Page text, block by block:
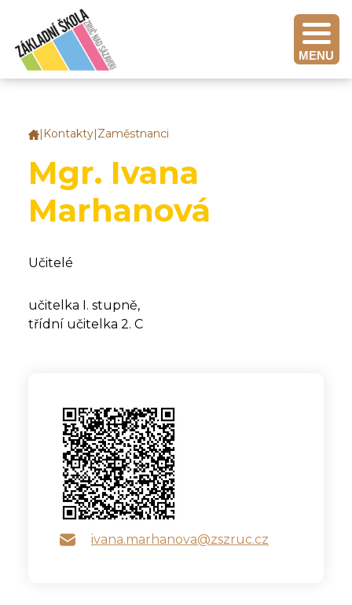
MENU
Základní
Zruč
nad
Sázavou
Kontakty Zaměstnanci
Mgr. Ivana
Marhanová
Učitelé
učitelka I. stupně,
třídní učitelka 2. C
ivana.marhanova@zszruc.cz